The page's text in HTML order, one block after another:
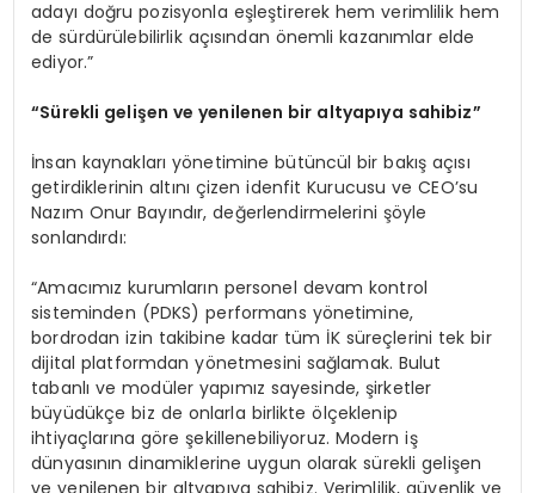
adayı doğru pozisyonla eşleştirerek hem verimlilik hem
de sürdürülebilirlik açısından önemli kazanımlar elde
ediyor.”
“Sürekli gelişen ve yenilenen bir altyapıya sahibiz”
İnsan kaynakları yönetimine bütüncül bir bakış açısı
getirdiklerinin altını çizen idenfit Kurucusu ve CEO’su
Nazım Onur Bayındır, değerlendirmelerini şöyle
sonlandırdı:
“Amacımız kurumların personel devam kontrol
sisteminden (PDKS) performans yönetimine,
bordrodan izin takibine kadar tüm İK süreçlerini tek bir
dijital platformdan yönetmesini sağlamak. Bulut
tabanlı ve modüler yapımız sayesinde, şirketler
büyüdükçe biz de onlarla birlikte ölçeklenip
ihtiyaçlarına göre şekillenebiliyoruz. Modern iş
dünyasının dinamiklerine uygun olarak sürekli gelişen